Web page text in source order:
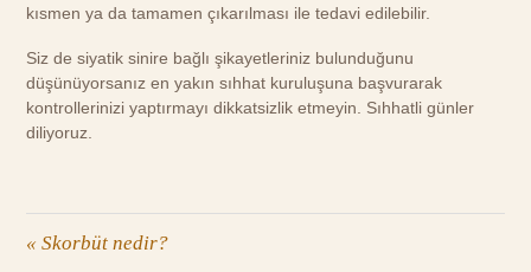
kısmen ya da tamamen çıkarılması ile tedavi edilebilir.
Siz de siyatik sinire bağlı şikayetleriniz bulunduğunu
düşünüyorsanız en yakın sıhhat kuruluşuna başvurarak
kontrollerinizi yaptırmayı dikkatsizlik etmeyin. Sıhhatli günler
diliyoruz.
« Skorbüt nedir?